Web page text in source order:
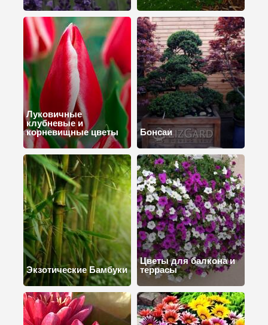
Луковичные
клубневые и
корневищные цветы
Бонсаи
Экзотические Бамбуки
Цветы для балкона и
террасы